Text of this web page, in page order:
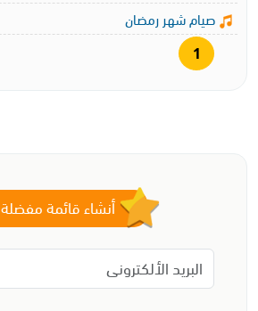
صيام شهر رمضان
1
أنشاء قائمة مفضلة